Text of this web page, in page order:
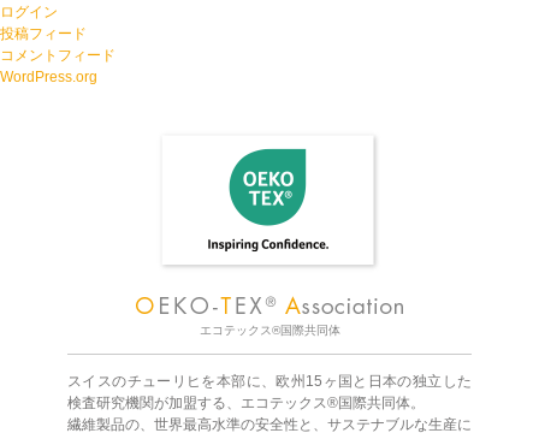
ログイン
投稿フィード
コメントフィード
WordPress.org
エコテックス®国際共同体
スイスのチューリヒを本部に、欧州15ヶ国と日本の独立した
検査研究機関が加盟する、エコテックス®国際共同体。
繊維製品の、世界最高水準の安全性と、サステナブルな生産に